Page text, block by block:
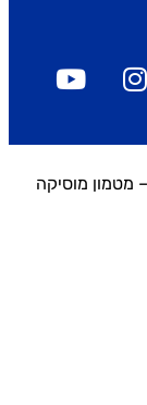
– מטמון מוסיקה